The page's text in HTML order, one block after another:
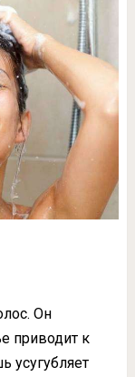
Он
приводит к
усугубляет